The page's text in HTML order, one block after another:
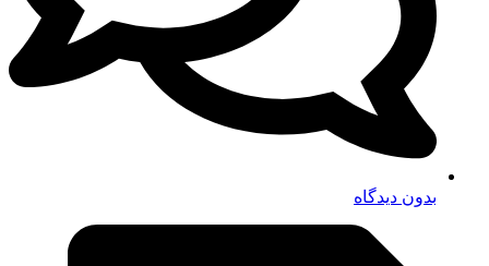
بدون دیدگاه